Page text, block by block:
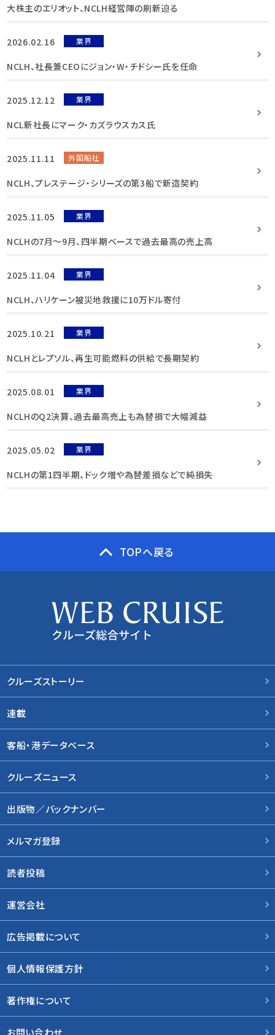
大株主のエリオット、NCLH経営陣の刷新迫る
2026.02.16 業界
NCLH、社長兼CEOにジョン・W・チドシー氏を任命
2025.12.12 業界
NCL新社長にマーク・カズラウスカス氏
2025.11.11 外国船社
NCLH、プレステージ・シリーズの第3船で新造契約
2025.11.05 業界
NCLHの7月〜9月、四半期ベースで過去最高の売上高
2025.11.04 業界
NCLH、ハリケーン被災地救援に10万ドル寄付
2025.10.21 業界
NCLHとレプソル、再生可能燃料の供給で長期契約
2025.08.01 業界
NCLHのQ2決算、過去最高売上も為替損で大幅減益
2025.05.02 業界
NCLHの第1四半期、ドック増や為替差損などで純損失
TOPへ戻る
クルーズストーリー
連載
客船・港データベース
クルーズニュース
出版物／バックナンバー
メルマガ登録
読者投稿
運営会社
広告掲載について
個人情報保護方針
著作権について
お問い合わせ